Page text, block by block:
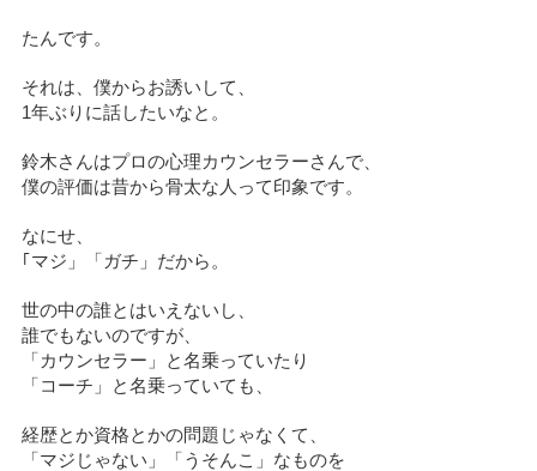
たんです。
それは、僕からお誘いして、
1年ぶりに話したいなと。
鈴木さんはプロの心理カウンセラーさんで、
僕の評価は昔から骨太な人って印象です。
なにせ、
｢マジ」「ガチ」だから。
世の中の誰とはいえないし、
誰でもないのですが、
「カウンセラー」と名乗っていたり
「コーチ」と名乗っていても、
経歴とか資格とかの問題じゃなくて、
「マジじゃない」「うそんこ」なものを